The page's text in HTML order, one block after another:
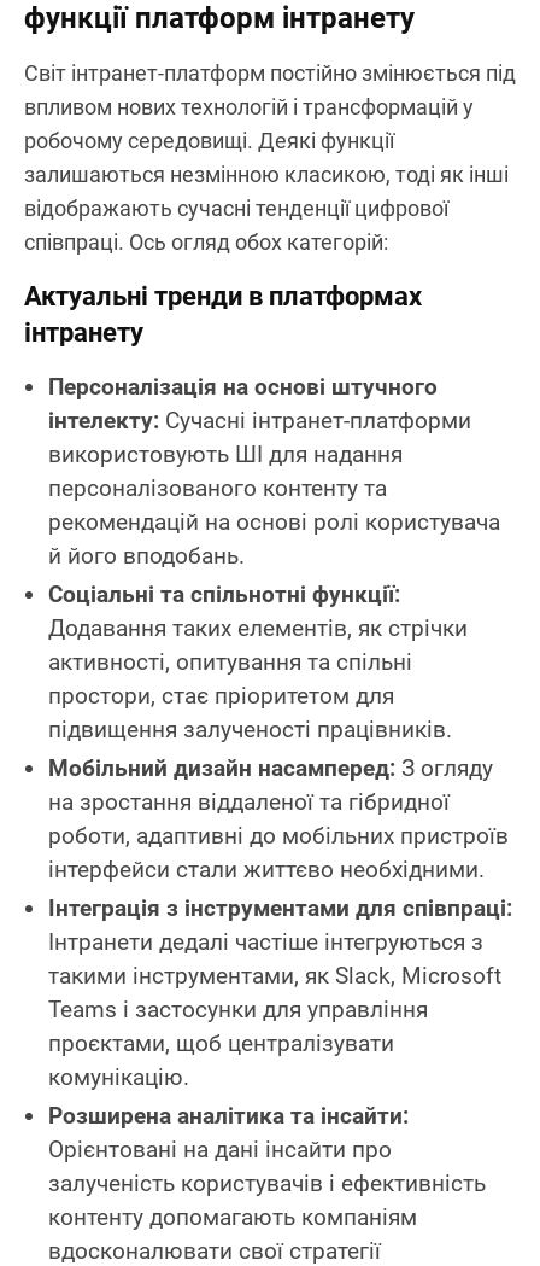
функції платформ інтранету
Світ інтранет-платформ постійно змінюється під
впливом нових технологій і трансформацій у
робочому середовищі. Деякі функції
залишаються незмінною класикою, тоді як інші
відображають сучасні тенденції цифрової
співпраці. Ось огляд обох категорій:
Актуальні тренди в платформах
інтранету
Персоналізація на основі штучного
інтелекту: Сучасні інтранет-платформи
використовують ШІ для надання
персоналізованого контенту та
рекомендацій на основі ролі користувача
й його вподобань.
Соціальні та спільнотні функції:
Додавання таких елементів, як стрічки
активності, опитування та спільні
простори, стає пріоритетом для
підвищення залученості працівників.
Мобільний дизайн насамперед: З огляду
на зростання віддаленої та гібридної
роботи, адаптивні до мобільних пристроїв
інтерфейси стали життєво необхідними.
Інтеграція з інструментами для співпраці:
Інтранети дедалі частіше інтегруються з
такими інструментами, як Slack, Microsoft
Teams і застосунки для управління
проєктами, щоб централізувати
комунікацію.
Розширена аналітика та інсайти:
Орієнтовані на дані інсайти про
залученість користувачів і ефективність
контенту допомагають компаніям
вдосконалювати свої стратегії